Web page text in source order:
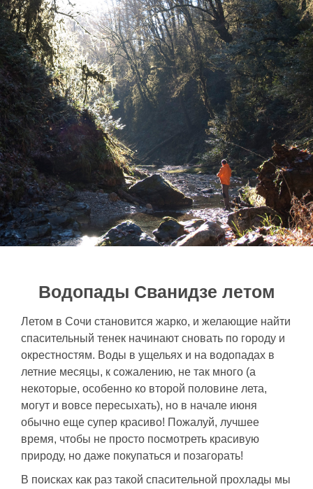
Водопады Сванидзе летом
Летом в Сочи становится жарко, и желающие найти
спасительный тенек начинают сновать по городу и
окрестностям. Воды в ущельях и на водопадах в
летние месяцы, к сожалению, не так много (а
некоторые, особенно ко второй половине лета,
могут и вовсе пересыхать), но в начале июня
обычно еще супер красиво! Пожалуй, лучшее
время, чтобы не просто посмотреть красивую
природу, но даже покупаться и позагорать!
В поисках как раз такой спасительной прохлады мы